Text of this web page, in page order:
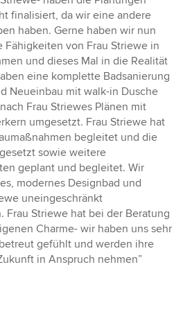
finalisiert, da wir eine andere
haben. Gerne haben wir nun
Fähigkeiten von Frau Striewe in
und dieses Mal in die Realität
eine komplette Badsanierung
Neueinbau mit walk-in Dusche
Frau Striewes Plänen mit
umgesetzt. Frau Striewe hat
begleitet und die
sowie weitere
geplant und begleitet. Wir
modernes Designbad und
uneingeschränkt
Frau Striewe hat bei der Beratung
Charme- wir haben uns sehr
gefühlt und werden ihre
in Anspruch nehmen”